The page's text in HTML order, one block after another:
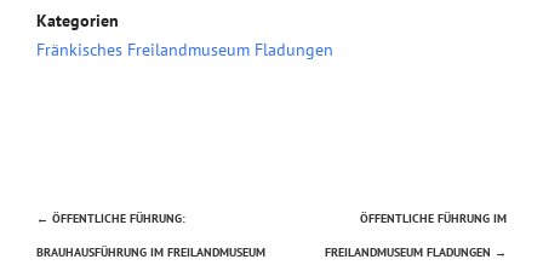
Kategorien
Fränkisches Freilandmuseum Fladungen
Beitragsnavigation
← ÖFFENTLICHE FÜHRUNG:
BRAUHAUSFÜHRUNG IM FREILANDMUSEUM
ÖFFENTLICHE FÜHRUNG IM
FREILANDMUSEUM FLADUNGEN →